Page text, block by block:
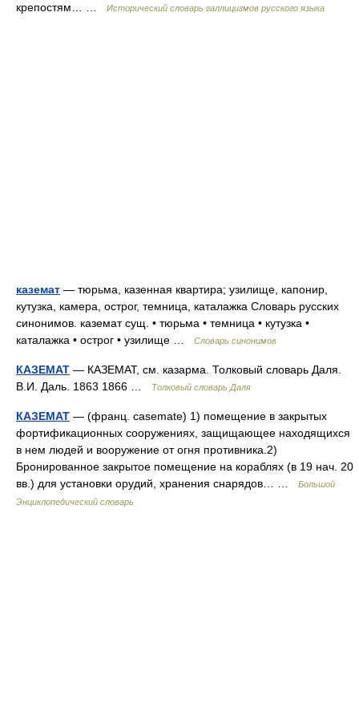
крепостям… … Исторический словарь галлицизмов русского языка
каземат — тюрьма, казенная квартира; узилище, капонир,
кутузка, камера, острог, темница, каталажка Словарь русских
синонимов. каземат сущ. • тюрьма • темница • кутузка •
каталажка • острог • узилище …
Словарь синонимов
КАЗЕМАТ — КАЗЕМАТ, см. казарма. Толковый словарь Даля.
В.И. Даль. 1863 1866 …
Толковый словарь Даля
КАЗЕМАТ — (франц. casemate) 1) помещение в закрытых
фортификационных сооружениях, защищающее находящихся
в нем людей и вооружение от огня противника.2)
Бронированное закрытое помещение на кораблях (в 19 нач. 20
вв.) для установки орудий, хранения снарядов… …
Большой
Энциклопедический словарь